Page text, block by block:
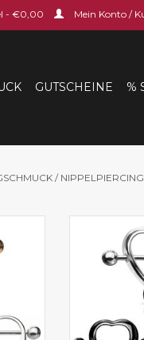
- €0,00 Mein Konto /
GUTSCHEINE %
/ NIPPELPIERCING